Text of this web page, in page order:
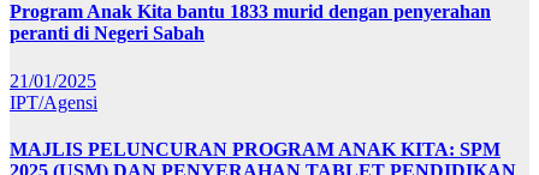
Program Anak Kita bantu 1833 murid dengan penyerahan
peranti di Negeri Sabah
21/01/2025
IPT/Agensi
MAJLIS PELUNCURAN PROGRAM ANAK KITA: SPM
2025 (USM) DAN PENYERAHAN TABLET PENDIDIKAN